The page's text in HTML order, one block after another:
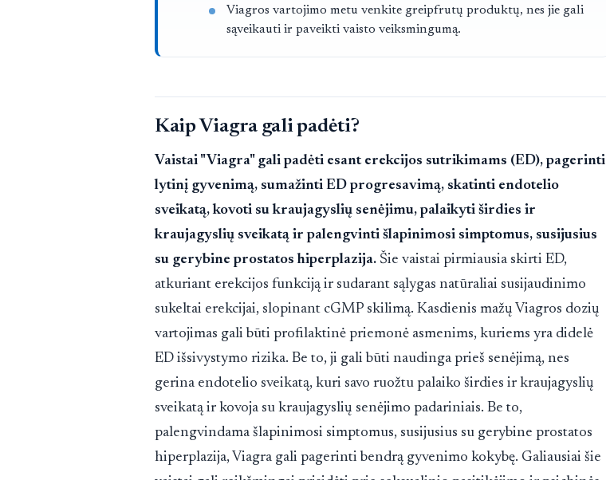
Viagros vartojimo metu venkite greipfrutų produktų, nes jie gali
sąveikauti ir paveikti vaisto veiksmingumą.
Kaip Viagra gali padėti?
Vaistai "Viagra" gali padėti esant erekcijos sutrikimams (ED), pagerinti
lytinį gyvenimą, sumažinti ED progresavimą, skatinti endotelio
sveikatą, kovoti su kraujagyslių senėjimu, palaikyti širdies ir
kraujagyslių sveikatą ir palengvinti šlapinimosi simptomus, susijusius
su gerybine prostatos hiperplazija. Šie vaistai pirmiausia skirti ED,
atkuriant erekcijos funkciją ir sudarant sąlygas natūraliai susijaudinimo
sukeltai erekcijai, slopinant cGMP skilimą. Kasdienis mažų Viagros dozių
vartojimas gali būti profilaktinė priemonė asmenims, kuriems yra didelė
ED išsivystymo rizika. Be to, ji gali būti naudinga prieš senėjimą, nes
gerina endotelio sveikatą, kuri savo ruožtu palaiko širdies ir kraujagyslių
sveikatą ir kovoja su kraujagyslių senėjimo padariniais. Be to,
palengvindama šlapinimosi simptomus, susijusius su gerybine prostatos
hiperplazija, Viagra gali pagerinti bendrą gyvenimo kokybę. Galiausiai šie